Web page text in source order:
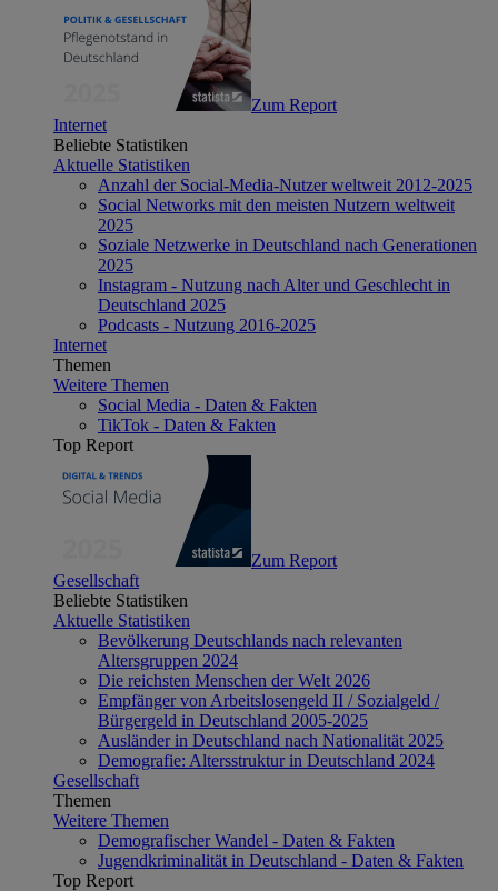
Zum Report
Internet
Beliebte Statistiken
Aktuelle Statistiken
Anzahl der Social-Media-Nutzer weltweit 2012-2025
Social Networks mit den meisten Nutzern weltweit
2025
Soziale Netzwerke in Deutschland nach Generationen
2025
Instagram - Nutzung nach Alter und Geschlecht in
Deutschland 2025
Podcasts - Nutzung 2016-2025
Internet
Themen
Weitere Themen
Social Media - Daten & Fakten
TikTok - Daten & Fakten
Top Report
Zum Report
Gesellschaft
Beliebte Statistiken
Aktuelle Statistiken
Bevölkerung Deutschlands nach relevanten
Altersgruppen 2024
Die reichsten Menschen der Welt 2026
Empfänger von Arbeitslosengeld II / Sozialgeld /
Bürgergeld in Deutschland 2005-2025
Ausländer in Deutschland nach Nationalität 2025
Demografie: Altersstruktur in Deutschland 2024
Gesellschaft
Themen
Weitere Themen
Demografischer Wandel - Daten & Fakten
Jugendkriminalität in Deutschland - Daten & Fakten
Top Report